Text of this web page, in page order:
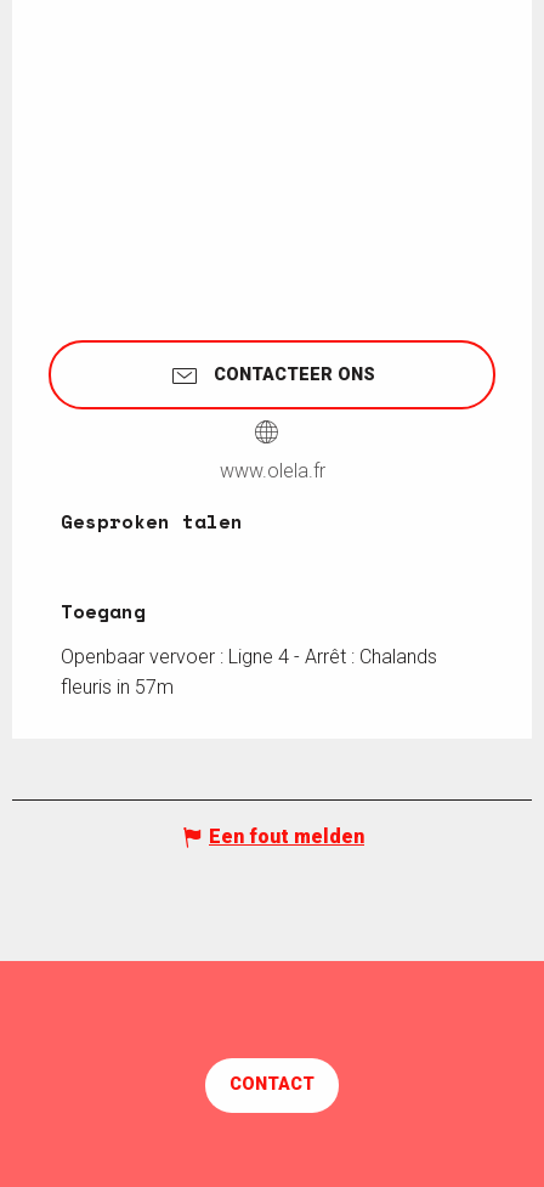
CONTACTEER ONS
www.olela.fr
Gesproken talen
Gesproken talen
Toegang
Toegang
Openbaar vervoer : Ligne 4 - Arrêt : Chalands
fleuris in 57m
Een fout melden
CONTACT